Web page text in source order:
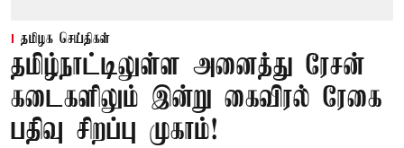
தமிழக செய்திகள்
தமிழ்நாட்டிலுள்ள அனைத்து ரேசன்
கடைகளிலும் இன்று கைவிரல் ரேகை
பதிவு சிறப்பு முகாம்!